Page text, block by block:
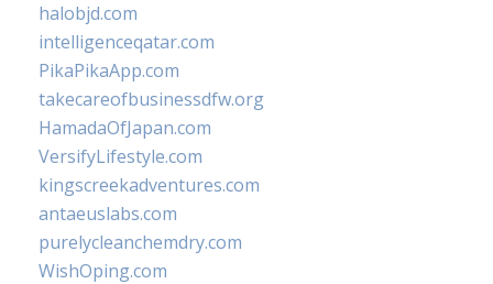
halobjd.com
intelligenceqatar.com
PikaPikaApp.com
takecareofbusinessdfw.org
HamadaOfJapan.com
VersifyLifestyle.com
kingscreekadventures.com
antaeuslabs.com
purelycleanchemdry.com
WishOping.com